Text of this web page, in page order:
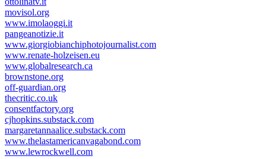
movisol.org
www.imolaoggi.it
pangeanotizie.it
www.giorgiobianchiphotojournalist.com
www.renate-holzeisen.eu
www.globalresearch.ca
brownstone.org
off-guardian.org
thecritic.co.uk
consentfactory.org
cjhopkins.substack.com
margaretannaalice.substack.com
www.thelastamericanvagabond.com
www.lewrockwell.com